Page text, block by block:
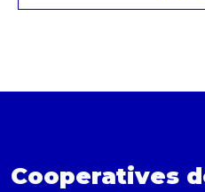
Cooperatives